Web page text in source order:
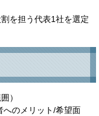
を担う代表1社を選定
）
へのメリット/希望面